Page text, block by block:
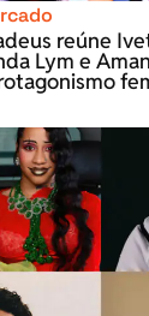
reúne
Lym e